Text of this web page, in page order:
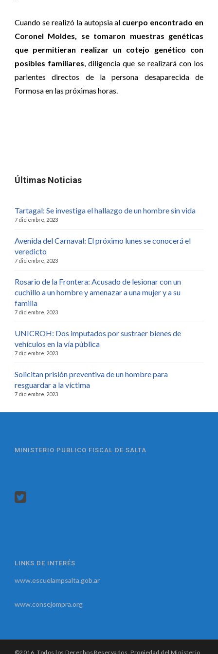
Cuando se realizó la autopsia al cuerpo encontrado en
Coronel Moldes, se tomaron muestras genéticas
que permitieran realizar un cotejo genético con
posibles familiares, diligencia que se realizará con los
parientes directos de la persona desaparecida de
Formosa en las próximas horas.
Últimas Noticias
Tartagal: Se investiga el hallazgo de un hombre sin vida
7 diciembre, 2023
Avenida del Carnaval: El próximo lunes se conocerá el
veredicto
7 diciembre, 2023
Rosario de la Frontera: Acusado de lesionar con un
cuchillo a un hombre y amenazar a una mujer y a su
familia
7 diciembre, 2023
UNICROH: Dos imputados por sustraer bienes de
vehículos en la vía pública
7 diciembre, 2023
Solicitan prisión preventiva de un hombre para
resguardar a la víctima
7 diciembre, 2023
MINISTERIO PUBLICO FISCAL DE SALTA
LINKS DE INTERÉS
www.escuelampsalta.gob.ar
www.consejompra.org
©2016. Todos los Derechos Reservados. Propiedad del Ministerio